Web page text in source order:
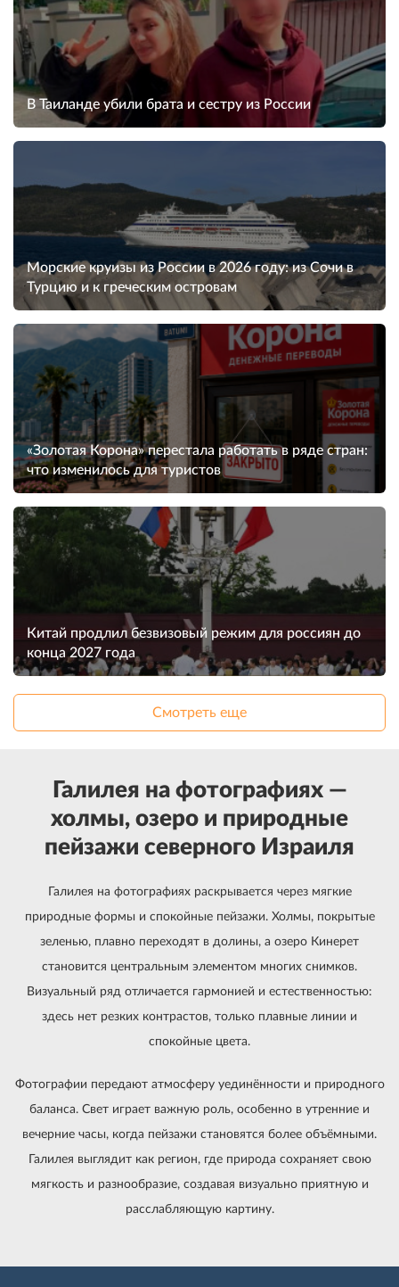
В Таиланде убили брата и сестру из России
Морские круизы из России в 2026 году: из Сочи в
Турцию и к греческим островам
«Золотая Корона» перестала работать в ряде стран:
что изменилось для туристов
Китай продлил безвизовый режим для россиян до
конца 2027 года
Смотреть еще
Галилея на фотографиях —
холмы, озеро и природные
пейзажи северного Израиля
Галилея на фотографиях раскрывается через мягкие
природные формы и спокойные пейзажи. Холмы, покрытые
зеленью, плавно переходят в долины, а озеро Кинерет
становится центральным элементом многих снимков.
Визуальный ряд отличается гармонией и естественностью:
здесь нет резких контрастов, только плавные линии и
спокойные цвета.
Фотографии передают атмосферу уединённости и природного
баланса. Свет играет важную роль, особенно в утренние и
вечерние часы, когда пейзажи становятся более объёмными.
Галилея выглядит как регион, где природа сохраняет свою
мягкость и разнообразие, создавая визуально приятную и
расслабляющую картину.